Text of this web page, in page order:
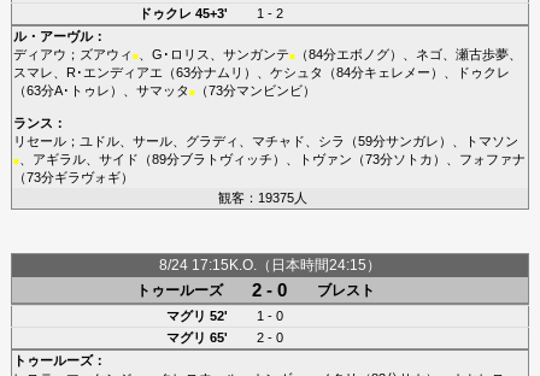
ドゥクレ 45+3'
1 - 2
ル・アーヴル：
ディアウ ； ズアウィ ■、 G･ロリス サンガンテ■（84分エボノグ）、 ネゴ、 瀬古歩夢、
スマレ
R･エンディアエ （63分ナムリ ）、 ケシュタ （84分キェレメー ）、
ドゥクレ
（63分A･トゥレ ）、 サマッタ ■（73分マンビンビ）
ランス ：
リセール； ユドル、 サール、 グラディ マチャド シラ （59分サンガレ ）、 トマソン
■、 アギラル、 サイド （89分ブラトヴィッチ ）、 トヴァン （73分ソトカ ）、 フォファナ
（73分ギラヴォギ）
観客：19375人
8/24 17:15K.O.（日本時間24:15）
トゥールーズ
2 - 0 ブレスト
マグリ 52'
1 - 0
マグリ 65'
2 - 0
トゥールーズ：